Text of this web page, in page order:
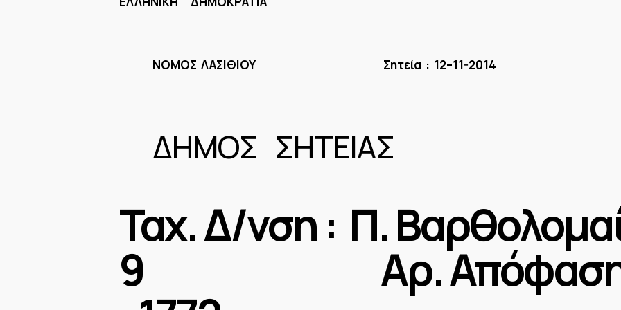
ΝΟΜΟΣ ΛΑΣΙΘΙΟΥ Σητεία : 12–11-2014
ΔΗΜΟΣ ΣΗΤΕΙΑΣ
Ταχ. Δ/νση : Π.
9 Αρ.